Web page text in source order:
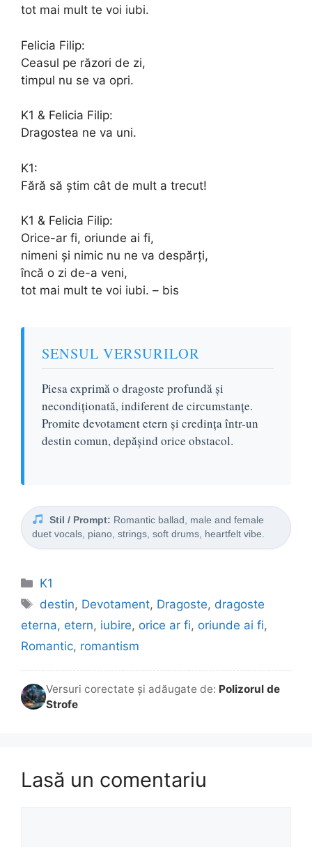
tot mai mult te voi iubi.
Felicia Filip:
Ceasul pe răzori de zi,
timpul nu se va opri.
K1 & Felicia Filip:
Dragostea ne va uni.
K1:
Fără să știm cât de mult a trecut!
K1 & Felicia Filip:
Orice-ar fi, oriunde ai fi,
nimeni și nimic nu ne va despărți,
încă o zi de-a veni,
tot mai mult te voi iubi. – bis
SENSUL VERSURILOR
Piesa exprimă o dragoste profundă și
necondiționată, indiferent de circumstanțe.
Promite devotament etern și credința într-un
destin comun, depășind orice obstacol.
Stil / Prompt: Romantic ballad, male and female
duet vocals, piano, strings, soft drums, heartfelt vibe.
Categorii
K1
Etichete
destin, Devotament, Dragoste, dragoste
eterna, etern, iubire, orice ar fi, oriunde ai fi,
Romantic, romantism
Versuri corectate și adăugate de: Polizorul de
Strofe
Lasă un comentariu